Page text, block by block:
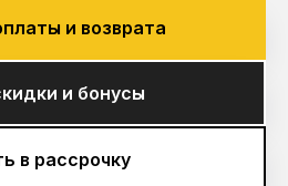
и возврата
и бонусы
в рассрочку